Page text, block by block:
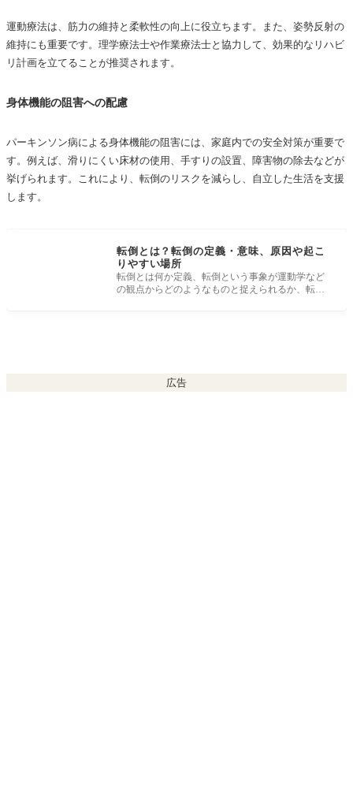
運動療法は、筋力の維持と柔軟性の向上に役立ちます。また、姿勢反射の
維持にも重要です。理学療法士や作業療法士と協力して、効果的なリハビ
リ計画を立てることが推奨されます。
身体機能の阻害への配慮
パーキンソン病による身体機能の阻害には、家庭内での安全対策が重要で
す。例えば、滑りにくい床材の使用、手すりの設置、障害物の除去などが
挙げられます。これにより、転倒のリスクを減らし、自立した生活を支援
します。
転倒とは？転倒の定義・意味、原因や起こ
りやすい場所
転倒とは何か定義、転倒という事象が運動学など
の観点からどのようなものと捉えられるか、転倒
広告